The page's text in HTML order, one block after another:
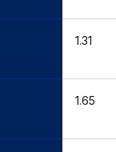
1.31
1.65